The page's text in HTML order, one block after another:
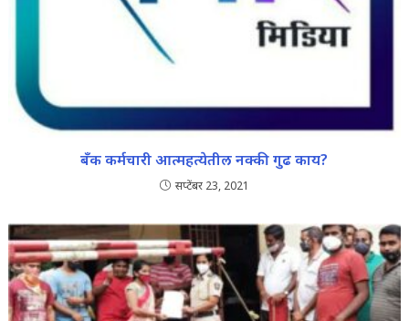
बँक कर्मचारी आत्महत्येतील नक्की गुढ काय?
सप्टेंबर 23, 2021